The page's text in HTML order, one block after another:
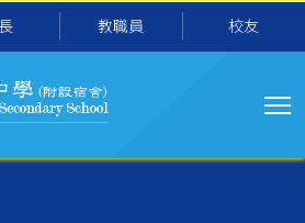
教職員 校友